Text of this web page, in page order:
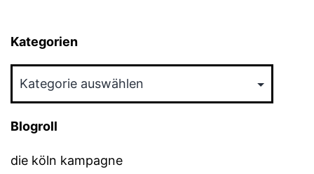
Kategorien
Blogroll
die köln kampagne